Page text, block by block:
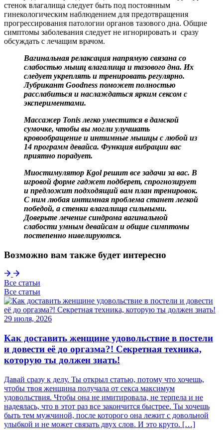
стенок влагалища следует быть под постоянным
гинекологическим наблюдением для предотвращения
прогрессирования патологии органов тазового дна. Общие
симптомы заболевания следует не игнорировать и сразу
обсуждать с лечащим врачом.
Вагинальная релаксация напрямую связана со
слабостью мышц влагалища и тазового дна. Их
следует укреплять и тренировать регулярно.
Лубрикант Goоdness поможет полностью
расслабиться и наслаждаться ярким сексом с
экспериментами.
Массажер Tonis легко уместится в дамской
сумочке, чтобы вы могли улучшать
кровообращение и интимные мышцы с любой из
14 программ девайса. Функция вибрации вас
приятно порадует.
Миостимулятор Kgol решит все задачи за вас. В
игровой форме гаджет подберет, спрогнозирует
и предложит подходящий вам план тренировок.
С ним любая интимная проблема станет легкой
победой, а стенки влагалища сильными.
Доверьте лечение синдрома вагинальной
слабости умным девайсам и общие симптомы
постепенно нивелируются.
Возможно вам также будет интересно
Все статьи
Все статьи
29 июля, 2026
Как доставить женщине удовольствие в постели
и довести её до оргазма?! Секретная техника,
которую ты должен знать!
Давай сразу к делу. Ты открыл статью, потому что хочешь,
чтобы твоя женщина получала от секса максимум
удовольствия. Чтобы она не имитировала, не терпела и не
надеялась, что в этот раз все закончится быстрее. Ты хочешь
быть тем мужчиной, после которого она лежит с довольной
улыбкой и не может связать двух слов. И это круто. […]